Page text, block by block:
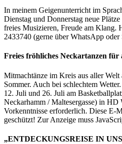
In meinem Geigenunterricht im
Dienstag und Donnerstag neue
freies Musizieren, Freude am Klang.
2433740 (gerne über WhatsApp oder
Freies fröhliches Neckartanzen für
Mitmachtänze im Kreis aus aller Welt
Sommer. Auch bei schlechtem
12. Juli und 26. Juli am
Neckarhamm / Maltesergasse) in
Vorkenntnisse erforderlich. Diese E-
geschützt! Zur Anzeige muss
„ENTDECKUNGSREISE IN